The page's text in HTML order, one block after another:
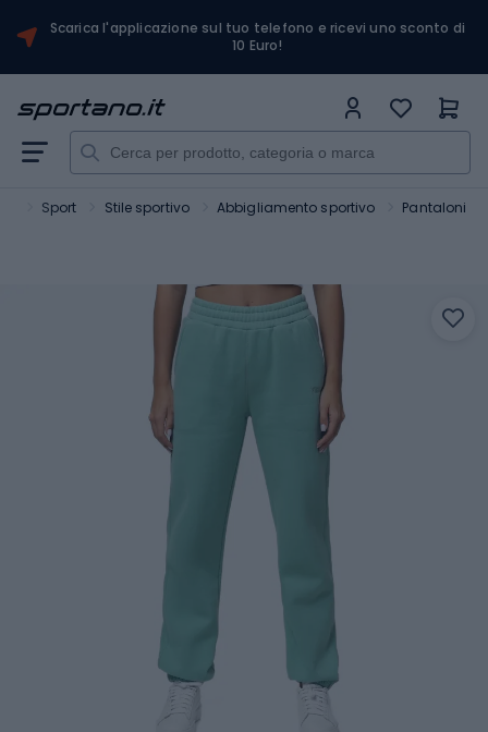
Scarica l'applicazione sul tuo telefono e ricevi uno sconto di
10 Euro!
Sport Stile sportivo Abbigliamento sportivo Pantaloni